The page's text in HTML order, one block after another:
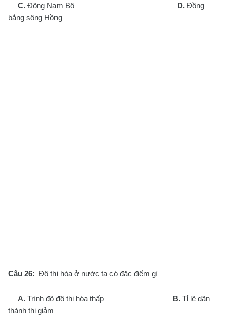
C. Đông Nam Bộ D. Đồng
bằng sông Hồng
Câu 26: Đô thị hóa ở nước ta có đặc điểm gì
A. Trình độ đô thị hóa thấp B. Tỉ lệ dân
thành thị giảm